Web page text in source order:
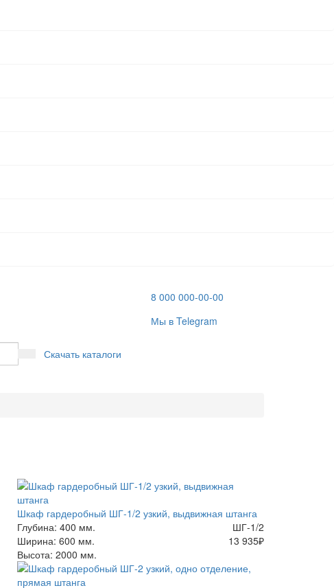
8 000 000-00-00
Мы в Telegram
Скачать каталоги
Шкаф гардеробный ШГ-1/2 узкий, выдвижная штанга
ШГ-1/2
13 935₽
Глубина: 400 мм.
Ширина: 600 мм.
Высота: 2000 мм.